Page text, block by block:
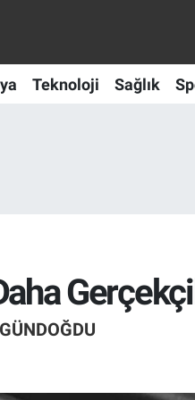
Teknoloji Sağlık